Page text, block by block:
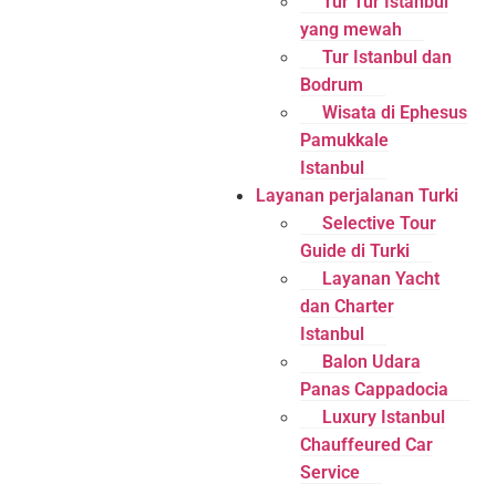
yang mewah
Tur Istanbul dan
Bodrum
Wisata di Ephesus
Pamukkale
Istanbul
Layanan perjalanan Turki
Selective Tour
Guide di Turki
Layanan Yacht
dan Charter
Istanbul
Balon Udara
Panas Cappadocia
Luxury Istanbul
Chauffeured Car
Service